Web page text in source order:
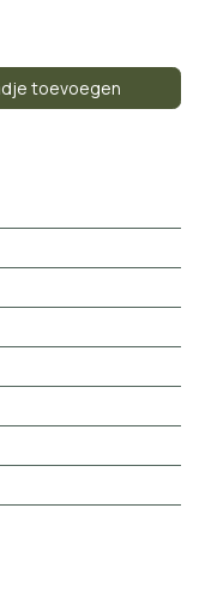
toevoegen